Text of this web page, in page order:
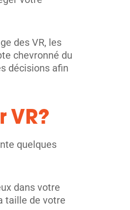
des VR, les
chevronné du
décisions afin
quelques
dans votre
taille de votre